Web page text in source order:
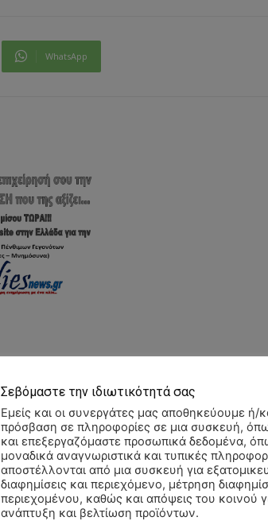
WhatsApp
Σεβόμαστε την ιδιωτικότητά σας
Εμείς και οι συνεργάτες μας αποθηκεύουμε ή/
πρόσβαση σε πληροφορίες σε μια συσκευή,
και επεξεργαζόμαστε προσωπικά δεδομένα,
μοναδικά αναγνωριστικά και τυπικές
αποστέλλονται από μια συσκευή για
διαφημίσεις και περιεχόμενο, μέτρηση
περιεχομένου, καθώς και απόψεις του κοινού
ανάπτυξη και βελτίωση προϊόντων.